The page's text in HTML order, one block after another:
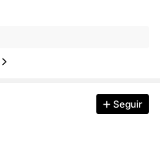
Seguir